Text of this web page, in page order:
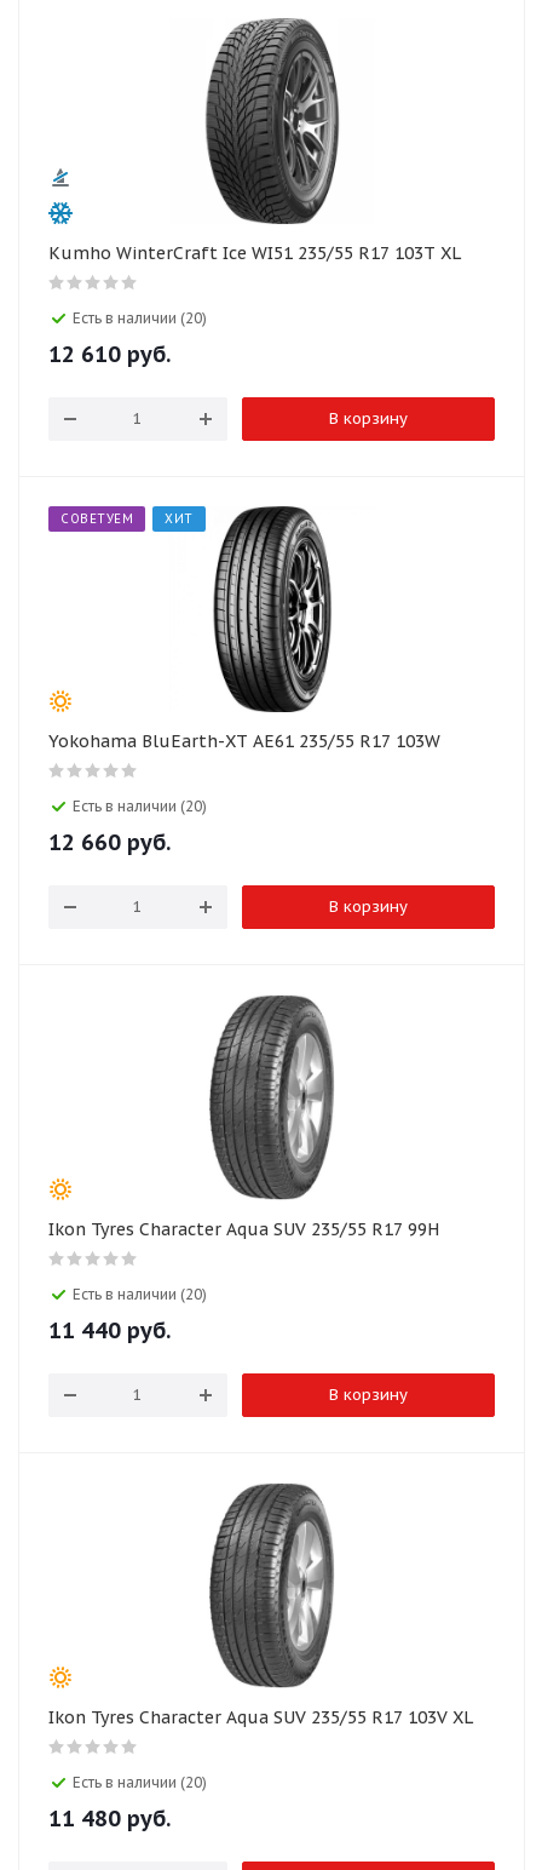
Kumho WinterCraft Ice WI51 235/55 R17 103T XL
Есть в наличии (20)
12 610 руб.
В корзину
СОВЕТУЕМ ХИТ
Yokohama BluEarth-XT AE61 235/55 R17 103W
Есть в наличии (20)
12 660 руб.
В корзину
Ikon Tyres Character Aqua SUV 235/55 R17 99H
Есть в наличии (20)
11 440 руб.
В корзину
Ikon Tyres Character Aqua SUV 235/55 R17 103V XL
Есть в наличии (20)
11 480 руб.